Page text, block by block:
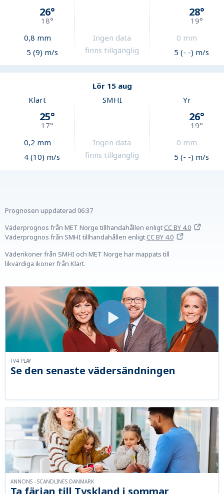
26°
18°
0,8 mm
5 (9) m/s
Ingen data
finns tillgänglig
28°
19°
0 mm
5 (- -) m/s
Lör 15 aug
Klart
25°
17°
0,2 mm
4 (10) m/s
SMHI
Ingen data
finns tillgänglig
Yr
26°
19°
0 mm
5 (- -) m/s
Prognosen uppdaterad 06:37
Väderprognos från MET Norge tillhandahållen enligtCC BY 4.0
Väderprognos från SMHI tillhandahållen enligtCC BY 4.0
Väderikoner från SMHI och MET Norge har mappats till
likvärdiga ikoner från Klart.
Se den senaste vädersändningen
TV4 PLAY
ANNONS - SCANDLINES DANMARK